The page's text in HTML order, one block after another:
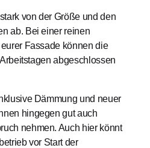
von der Größe und den
ab. Bei einer reinen
Fassade können die
abgeschlossen
Dämmung und neuer
hingegen gut auch
nehmen. Auch hier könnt
vor Start der